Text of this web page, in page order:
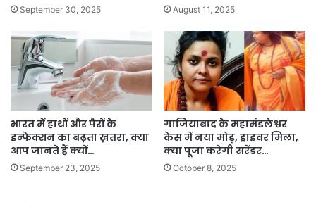
September 30, 2025 August 11, 2025
भारत में हाथों और पैरों के
इन्फेक्शन का बढ़ता ख़तरा, क्या
आप जानते हैं क्यों…
September 23, 2025
गाजियाबाद के महामंडलेश्वर
केस में नया मोड़, ड्राइवर मिला,
क्या पूजा करेगी सरेंडर…
October 8, 2025